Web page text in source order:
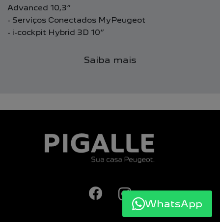
Advanced 10,3”
- Serviços Conectados MyPeugeot
- i-cockpit Hybrid 3D 10”
Saiba mais
WhatsApp